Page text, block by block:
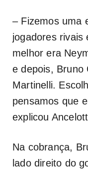
– Fizemos uma
jogadores rivais
melhor era
e depois, Bruno
Martinelli.
pensamos que
explicou
Na cobrança,
lado direito do